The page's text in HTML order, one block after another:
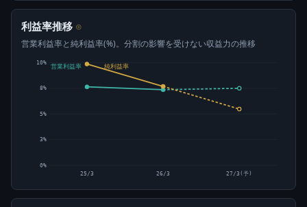
利益率推移 ⊙
営業利益率と純利益率(%)。分割の影響を受けない収益力の推移
0%
3%
5%
8%
10%
営業利益率 純利益率
25/3 26/3 27/3(予)